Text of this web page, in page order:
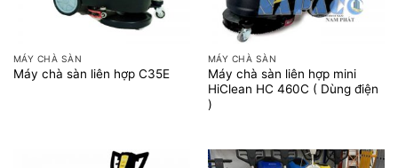
MÁY CHÀ SÀN
Máy chà sàn liên hợp C35E
MÁY CHÀ SÀN
Máy chà sàn liên hợp mini
HiClean HC 460C ( Dùng điện
)